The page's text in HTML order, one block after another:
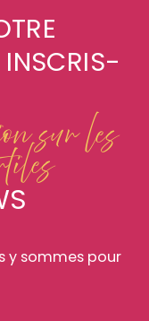
sur les
y sommes pour